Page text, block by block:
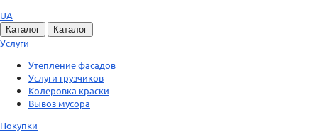
UA
Каталог Каталог
Услуги
Утепление фасадов
Услуги грузчиков
Колеровка краски
Вывоз мусора
Покупки